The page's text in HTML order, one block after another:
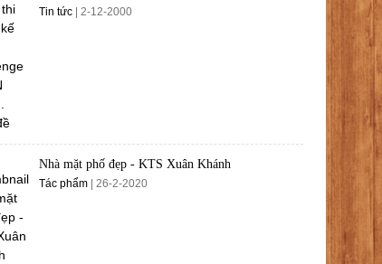
Tin tức| 2-12-2000
Nhà mặt phố đẹp - KTS Xuân Khánh
Tác phẩm | 26-2-2020